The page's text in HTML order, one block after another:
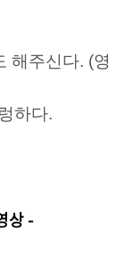
해주신다. (영
하다.
상 -